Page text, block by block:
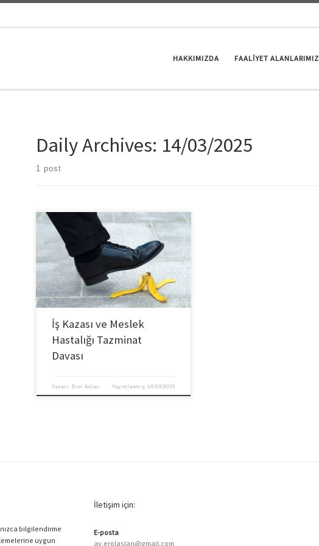
HAKKIMIZDA FAALİYET ALANLARIMIZ
Daily Archives: 14/03/2025
1 post
İş Kazası ve Meslek
Hastalığı Tazminat
Davası
Yazarı: Erol Aslan Yayımlanmış 14/03/2025
bilgilendirme
uygun
İletişim için:
E-posta
av.erolaslan@gmail.com